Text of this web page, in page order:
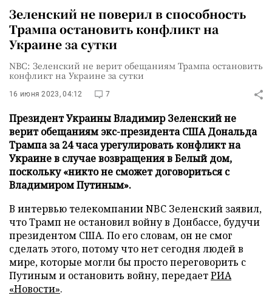
Зеленский не поверил в способность
Трампа остановить конфликт на
Украине за сутки
NBC: Зеленский не верит обещаниям Трампа остановить
конфликт на Украине за сутки
16 июня 2023, 04:12 7
Президент Украины Владимир Зеленский не
верит обещаниям экс-президента США Дональда
Трампа за 24 часа урегулировать конфликт на
Украине в случае возвращения в Белый дом,
поскольку «никто не сможет договориться с
Владимиром Путиным».
В интервью телекомпании NBC Зеленский заявил,
что Трамп не остановил войну в Донбассе, будучи
президентом США. По его словам, он не смог
сделать этого, потому что нет сегодня людей в
мире, которые могли бы просто переговорить с
Путиным и остановить войну, передаетРИА
«Новости».